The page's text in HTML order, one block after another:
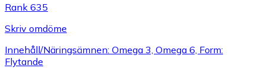
Rank 635
Skriv omdöme
Innehåll/Näringsämnen: Omega 3, Omega 6, Form:
Flytande